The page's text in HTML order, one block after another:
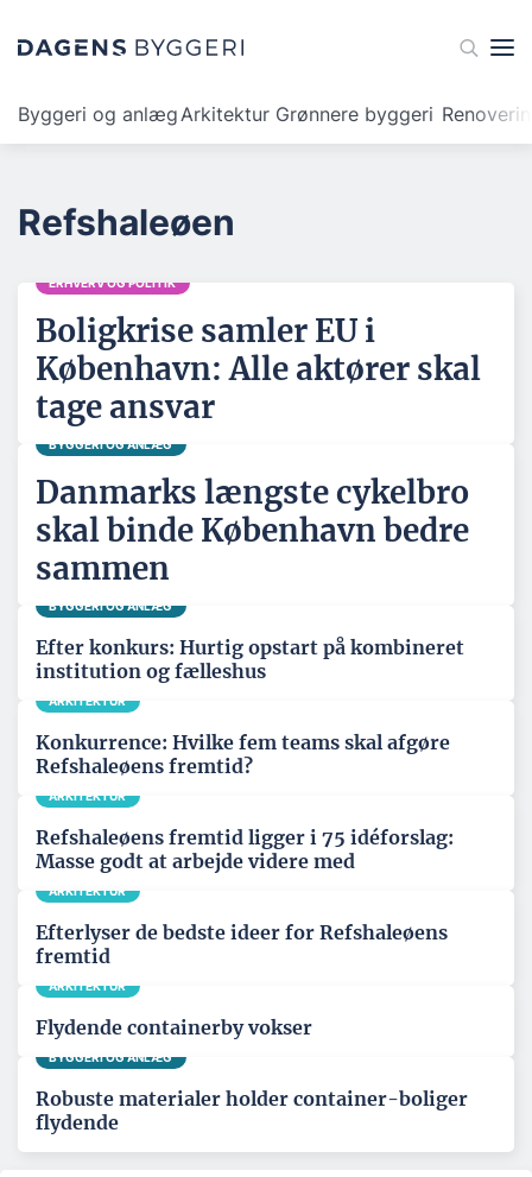
Byggeri og anlægArkitektur Grønnere byggeri
Refshaleøen
ERHVERV OG POLITIK
Boligkrise samler EU i
København: Alle aktører skal
tage ansvar
BYGGERI OG ANLÆG
Danmarks længste cykelbro
skal binde København bedre
sammen
BYGGERI OG ANLÆG
Efter konkurs: Hurtig opstart på kombineret
institution og fælleshus
ARKITEKTUR
Konkurrence: Hvilke fem teams skal afgøre
Refshaleøens fremtid?
ARKITEKTUR
Refshaleøens fremtid ligger i 75 idéforslag:
Masse godt at arbejde videre med
ARKITEKTUR
Efterlyser de bedste ideer for Refshaleøens
fremtid
ARKITEKTUR
Flydende containerby vokser
BYGGERI OG ANLÆG
Robuste materialer holder container-boliger
flydende